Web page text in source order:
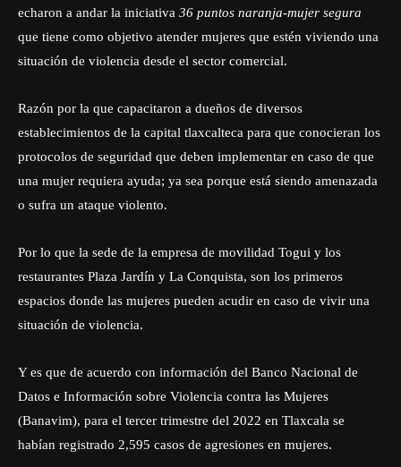
echaron a andar la iniciativa 36 puntos naranja-mujer segura
que tiene como objetivo atender mujeres que estén viviendo una
situación de violencia desde el sector comercial.
Razón por la que capacitaron a dueños de diversos
establecimientos de la capital tlaxcalteca para que conocieran los
protocolos de seguridad que deben implementar en caso de que
una mujer requiera ayuda; ya sea porque está siendo amenazada
o sufra un ataque violento.
Por lo que la sede de la empresa de movilidad Togui y los
restaurantes Plaza Jardín y La Conquista, son los primeros
espacios donde las mujeres pueden acudir en caso de vivir una
situación de violencia.
Y es que de acuerdo con información del Banco Nacional de
Datos e Información sobre Violencia contra las Mujeres
(Banavim), para el tercer trimestre del 2022 en Tlaxcala se
habían registrado 2,595 casos de agresiones en mujeres.